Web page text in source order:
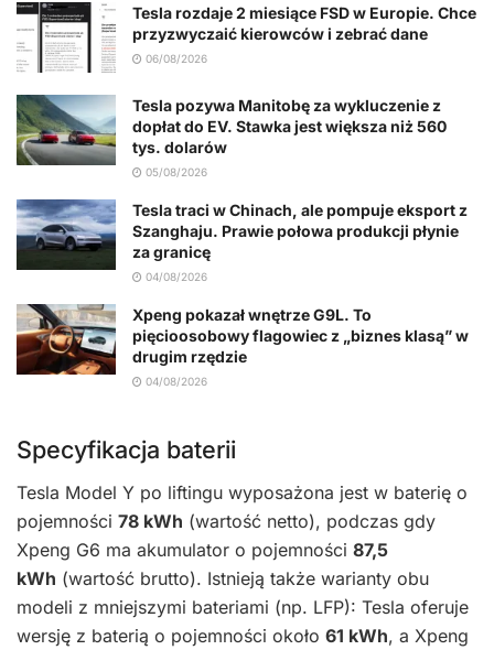
Tesla rozdaje 2 miesiące FSD w Europie. Chce
przyzwyczaić kierowców i zebrać dane
06/08/2026
Tesla pozywa Manitobę za wykluczenie z
dopłat do EV. Stawka jest większa niż 560
tys. dolarów
05/08/2026
Tesla traci w Chinach, ale pompuje eksport z
Szanghaju. Prawie połowa produkcji płynie
za granicę
04/08/2026
Xpeng pokazał wnętrze G9L. To
pięcioosobowy flagowiec z „biznes klasą” w
drugim rzędzie
04/08/2026
Specyfikacja baterii
Tesla Model Y po liftingu wyposażona jest w baterię o
pojemności 78 kWh (wartość netto), podczas gdy
Xpeng G6 ma akumulator o pojemności 87,5
kWh (wartość brutto). Istnieją także warianty obu
modeli z mniejszymi bateriami (np. LFP): Tesla oferuje
wersję z baterią o pojemności około 61 kWh, a Xpeng